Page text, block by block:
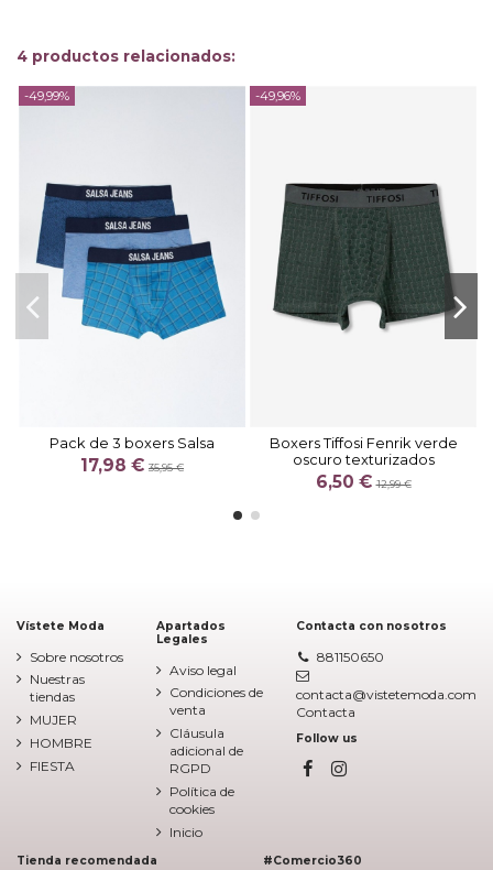
4 productos relacionados:
-49,99%
Pack de 3 boxers Salsa
17,98 € 35,95 €
-49,96%
Boxers Tiffosi Fenrik verde
oscuro texturizados
6,50 €12,99 €
Vístete Moda
Sobre nosotros
Nuestras
tiendas
MUJER
HOMBRE
FIESTA
Apartados
Legales
Aviso legal
Condiciones de
venta
Cláusula
adicional de
RGPD
Política de
cookies
Inicio
Contacta con nosotros
881150650
contacta@vistetemoda.com
Contacta
Follow us
Tienda recomendada #Comercio360